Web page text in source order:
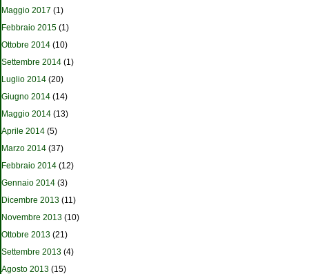
Maggio 2017 (1)
Febbraio 2015 (1)
Ottobre 2014 (10)
Settembre 2014 (1)
Luglio 2014 (20)
Giugno 2014 (14)
Maggio 2014 (13)
Aprile 2014 (5)
Marzo 2014 (37)
Febbraio 2014 (12)
Gennaio 2014 (3)
Dicembre 2013 (11)
Novembre 2013 (10)
Ottobre 2013 (21)
Settembre 2013 (4)
Agosto 2013 (15)